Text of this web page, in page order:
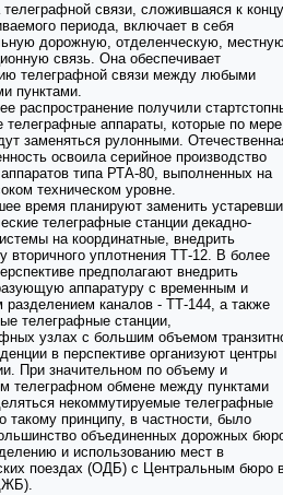
телеграфной связи, сложившаяся к концу
периода, включает в себя
дорожную, отделенческую,
связь. Она обеспечивает
телеграфной связи между любыми
пунктами.
распространение получили
телеграфные аппараты, которые по мере
заменяться рулонными.
освоила серийное производство
типа РТА-80, выполненных на
техническом уровне.
время планируют заменить
телеграфные станции декадно-
на координатные, внедрить
вторичного уплотнения ТТ-12. В более
предполагают внедрить
аппаратуру с временным и
разделением каналов - ТТ-144, а также
телеграфные станции,
узлах с большим объемом
в перспективе организуют центры
При значительном по объему и
телеграфном обмене между пунктами
некоммутируемые телеграфные
такому принципу, в частности, было
объединенных дорожных
и использованию мест в
поездах (ОДБ) с Центральным бюро